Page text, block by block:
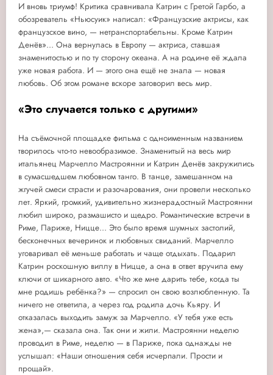
И вновь триумф! Критика сравнивала Катрин с Гретой Гарбо, а
обозреватель «Ньюсуик» написал: «Французские актрисы, как
французское вино, — нетранспортабельны. Кроме Катрин
Денёв»... Она вернулась в Европу — актриса, ставшая
знаменитостью и по ту сторону океана. А на родине её ждала
уже новая работа. И — этого она ещё не знала — новая
любовь. Об этом романе вскоре заговорил весь мир.
«Это случается только с другими»
На съёмочной площадке фильма с одноименным названием
творилось что-то невообразимое. Знаменитый на весь мир
итальянец Марчелло Мастроянни и Катрин Денёв закружились
в сумасшедшем любовном танго. В танце, замешанном на
жгучей смеси страсти и разочарования, они провели несколько
лет. Яркий, громкий, удивительно жизнерадостный Мастроянни
любил широко, размашисто и щедро. Романтические встречи в
Риме, Париже, Ницце... Это было время шумных застолий,
бесконечных вечеринок и любовных свиданий. Марчелло
уговаривал её меньше работать и чаще отдыхать. Подарил
Катрин роскошную виллу в Ницце, а она в ответ вручила ему
ключи от шикарного авто. «Что же мне дарить тебе, когда ты
мне родишь ребёнка?» — спросил он свою возлюбленную. Та
ничего не ответила, а через год родила дочь Кьяру. И
отказалась выходить замуж за Марчелло. «У тебя уже есть
жена»,— сказала она. Так они и жили. Мастроянни неделю
проводил в Риме, неделю — в Париже, пока однажды не
услышал: «Наши отношения себя исчерпали. Прости и
прощай».